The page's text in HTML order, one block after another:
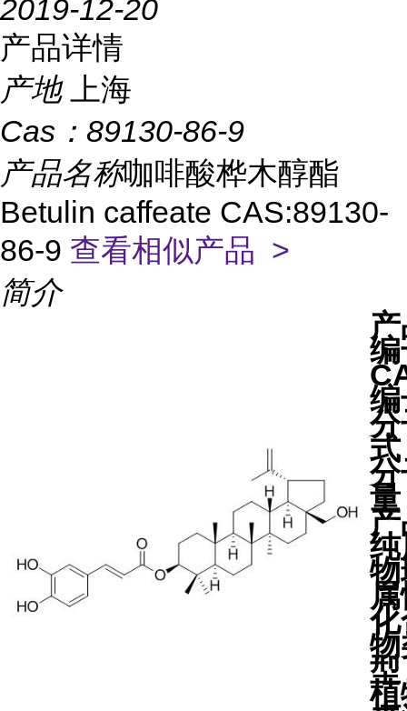
2019-12-20
产品详情
产地
上海
Cas： 89130-86-9
产品名称咖啡酸桦木醇酯
Betulin caffeate CAS:89130-
86-9 查看相似产品 >
简介
量
型